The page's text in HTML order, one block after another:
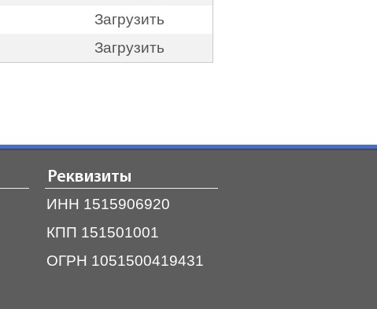
Загрузить
Загрузить
Реквизиты
ИНН 1515906920
КПП 151501001
ОГРН 1051500419431